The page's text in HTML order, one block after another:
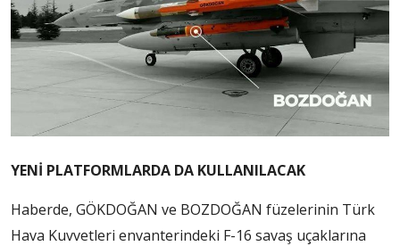
YENİ PLATFORMLARDA DA KULLANILACAK
Haberde, GÖKDOĞAN ve BOZDOĞAN füzelerinin Türk
Hava Kuvvetleri envanterindeki F-16 savaş uçaklarına